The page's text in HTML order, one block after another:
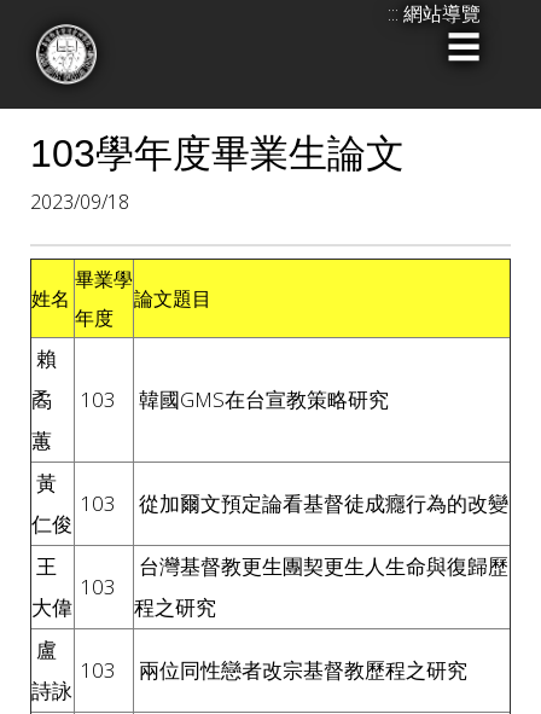
::: 網站導覽
103學年度畢業生論文
2023/09/18
姓名
畢業學
年度
論文題目
賴
矞
蕙
103 韓國GMS在台宣教策略研究
黃
仁俊
103 從加爾文預定論看基督徒成癮行為的改變
王
大偉
103
台灣基督教更生團契更生人生命與復歸歷
程之研究
盧
詩詠
103 兩位同性戀者改宗基督教歷程之研究